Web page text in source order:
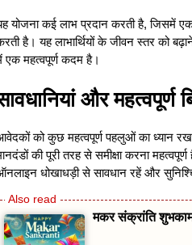
योजना कई लाभ प्रदान करती है, जिसमें एक
है। यह लाभार्थियों के जीवन स्तर को
एक महत्वपूर्ण कदम है।
और महत्वपूर्ण
को कुछ महत्वपूर्ण पहलुओं का ध्यान
की पूरी तरह से समीक्षा करना
धोखाधड़ी से सावधान रहें और
मकर संक्रांति